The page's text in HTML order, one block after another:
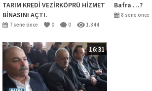
TARIM KREDİ VEZİRKÖPRÜ HİZMET
BİNASINI AÇTI.
7 sene önce 0 0 1.344
Bafra …?
8 sene önce
16:31